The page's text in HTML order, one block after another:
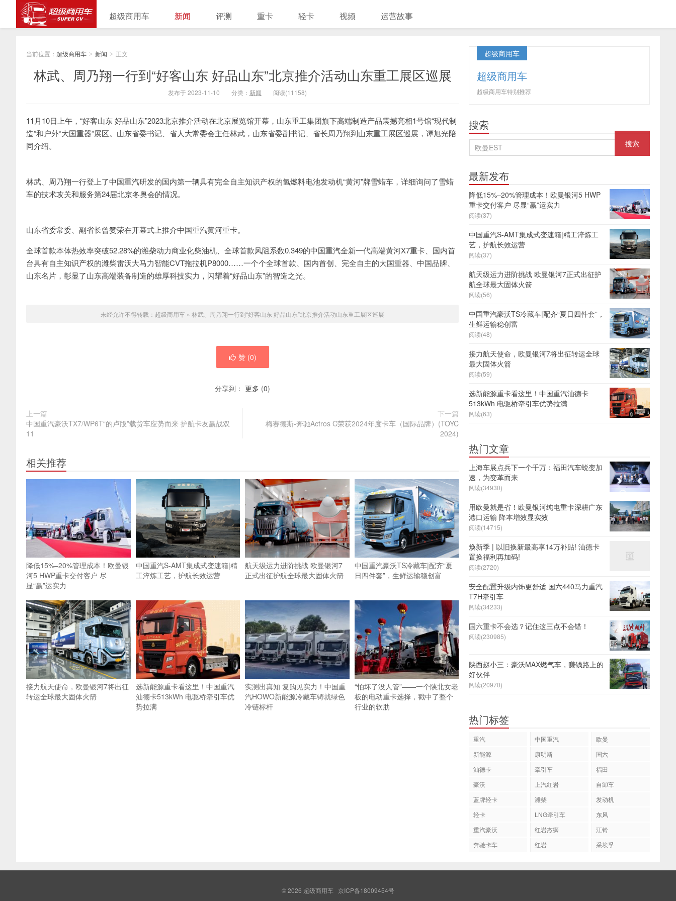
超级商用车 新闻 评测 重卡 轻卡 视频 运营故事
当前位置： 超级商用车 > 新闻 > 正文
林武、周乃翔一行到“好客山东 好品山东”北京推介活动山东重工展区巡展
发布于 2023-11-10 分类： 新闻 阅读(11158)
11月10日上午，“好客山东 好品山东”2023北京推介活动在北京展览馆开幕，山东重工集团旗下高端制造产品震撼亮相1号馆“现代制
造”和户外“大国重器”展区。山东省委书记、省人大常委会主任林武，山东省委副书记、省长周乃翔到山东重工展区巡展，谭旭光陪
同介绍。
林武、周乃翔一行登上了中国重汽研发的国内第一辆具有完全自主知识产权的氢燃料电池发动机“黄河”牌雪蜡车，详细询问了雪蜡
车的技术攻关和服务第24届北京冬奥会的情况。
山东省委常委、副省长曾赞荣在开幕式上推介中国重汽黄河重卡。
全球首款本体热效率突破52.28%的潍柴动力商业化柴油机、全球首款风阻系数0.349的中国重汽全新一代高端黄河X7重卡、国内首
台具有自主知识产权的潍柴雷沃大马力智能CVT拖拉机P8000……一个个全球首款、国内首创、完全自主的大国重器、中国品牌、
山东名片，彰显了山东高端装备制造的雄厚科技实力，闪耀着“好品山东”的智造之光。
未经允许不得转载： 超级商用车 » 林武、周乃翔一行到“好客山东 好品山东”北京推介活动山东重工展区巡展
赞 (0)
分享到： 更多 (0)
上一篇
中国重汽豪沃TX7/WP6T“的卢版”载货车应势而来 护航卡友赢战双
11
下一篇
梅赛德斯-奔驰Actros C荣获2024年度卡车（国际品牌）(TOYC
2024)
相关推荐
降低15%–20%管理成本！欧曼银
河5 HWP重卡交付客户 尽
显“赢”运实力
中国重汽S-AMT集成式变速箱|精
工淬炼工艺，护航长效运营
航天级运力进阶挑战 欧曼银河7
正式出征护航全球最大固体火箭
中国重汽豪沃TS冷藏车|配齐“夏
日四件套”，生鲜运输稳创富
接力航天使命，欧曼银河7将出征
转运全球最大固体火箭
选新能源重卡看这里！中国重汽
汕德卡513kWh 电驱桥牵引车优
势拉满
实测出真知 复购见实力！中国重
汽HOWO新能源冷藏车铸就绿色
冷链标杆
“怕坏了没人管”——一个陕北女老
板的电动重卡选择，戳中了整个
行业的软肋
超级商用车
超级商用车
超级商用车特别推荐
搜索
最新发布
降低15%–20%管理成本！欧曼银河5 HWP
重卡交付客户 尽显“赢”运实力
阅读(37)
中国重汽S-AMT集成式变速箱|精工淬炼工
艺，护航长效运营
阅读(37)
航天级运力进阶挑战 欧曼银河7正式出征护
航全球最大固体火箭
阅读(56)
中国重汽豪沃TS冷藏车|配齐“夏日四件套”，
生鲜运输稳创富
阅读(48)
接力航天使命，欧曼银河7将出征转运全球
最大固体火箭
阅读(59)
选新能源重卡看这里！中国重汽汕德卡
513kWh 电驱桥牵引车优势拉满
阅读(63)
热门文章
上海车展点兵下一个千万：福田汽车蜕变加
速，为变革而来
阅读(34930)
用欧曼就是省！欧曼银河纯电重卡深耕广东
港口运输 降本增效显实效
阅读(14715)
焕新季 | 以旧换新最高享14万补贴! 汕德卡
置换福利再加码!
阅读(2720)
安全配置升级内饰更舒适 国六440马力重汽
T7H牵引车
阅读(34233)
国六重卡不会选？记住这三点不会错！
阅读(230985)
陕西赵小三：豪沃MAX燃气车，赚钱路上的
好伙伴
阅读(20970)
热门标签
重汽 中国重汽
欧曼
新能源
康明斯
国六
汕德卡
牵引车
福田
豪沃
上汽红岩
自卸车
蓝牌轻卡
潍柴
发动机
轻卡
LNG牵引车
东风
重汽豪沃
红岩杰狮
江铃
奔驰卡车
红岩 采埃孚
© 2026 超级商用车 京ICP备18009454号